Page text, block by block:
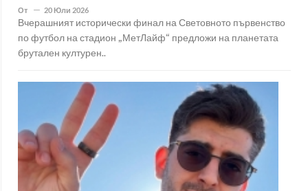
От 20 Юли 2026
Вчерашният исторически финал на Световното първенство
по футбол на стадион „МетЛайф“ предложи на планетата
брутален културен..